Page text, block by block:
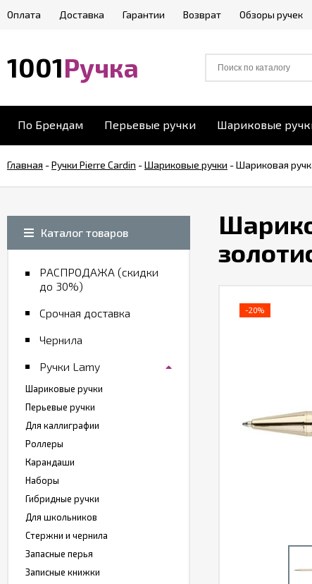
Оплата Доставка Гарантии Возврат Обзоры ручек
1001Ручка
По Брендам Перьевые ручки Шариковые
Главная -Ручки Pierre Cardin -Шариковые ручки -Шариковая
-20%
Каталог товаров
РАСПРОДАЖА (скидки
до 30%)
Срочная доставка
Чернила
Ручки Lamy
Шариковые ручки
Перьевые ручки
Для каллиграфии
Роллеры
Карандаши
Наборы
Гибридные ручки
Для школьников
Стержни и чернила
Запасные перья
Записные книжки